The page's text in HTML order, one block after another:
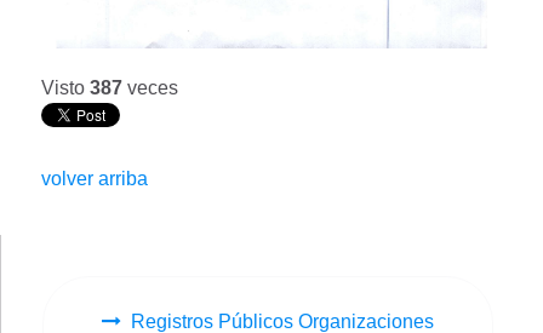
Visto 387 veces
volver arriba
Registros Públicos Organizaciones